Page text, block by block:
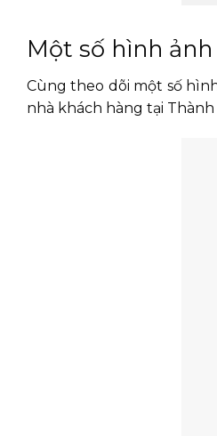
Một số hình
Cùng theo dõi một số
nhà khách hàng tại Thành